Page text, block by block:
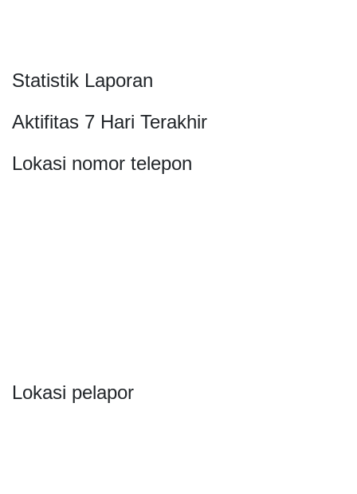
Statistik Laporan
Aktifitas 7 Hari Terakhir
Lokasi nomor telepon
Lokasi pelapor